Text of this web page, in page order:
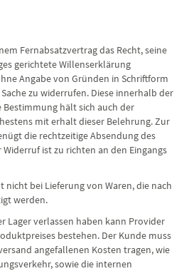
Fernabsatzvertrag das Recht, seine
gerichtete Willenserklärung
Angabe von Gründen in Schriftform
zu widerrufen. Diese innerhalb der
hält sich auch der
mit erhalt dieser Belehrung. Zur
die rechtzeitige Absendung des
ist zu richten an den Eingangs
nicht bei Lieferung von Waren, die nach
werden.
Lager verlassen haben kann Provider
bestehen. Der Kunde muss
angefallenen Kosten tragen, wie
sowie die internen